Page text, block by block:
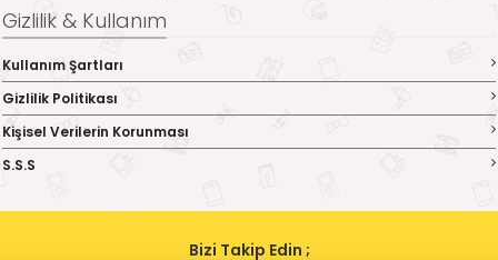
Gizlilik & Kullanım
Kullanım Şartları
Gizlilik Politikası
Kişisel Verilerin Korunması
S.S.S
Bizi Takip Edin ;